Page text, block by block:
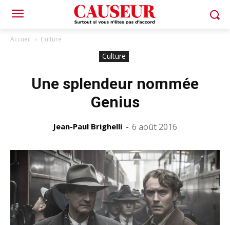
Accueil Culture
Culture
Une splendeur nommée
Genius
Jean-Paul Brighelli - 6 août 2016